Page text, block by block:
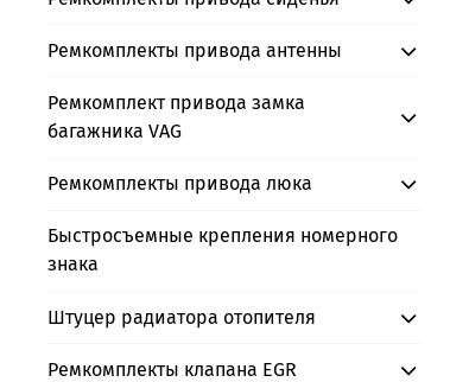
Ремкомплекты привода антенны
Ремкомплект привода замка
багажника VAG
Ремкомплекты привода люка
Быстросъемные крепления номерного
знака
Штуцер радиатора отопителя
Ремкомплекты клапана EGR